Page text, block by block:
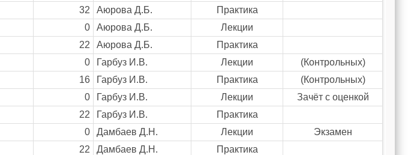
32 Аюрова Д.Б.
Практика
0 Аюрова Д.Б.
Лекции
22 Аюрова Д.Б.
Практика
0 Гарбуз И.В. Лекции
(Контрольных)
16 Гарбуз И.В. Практика
(Контрольных)
0 Гарбуз И.В. Лекции
Зачёт с оценкой
22 Гарбуз И.В.
Практика
0 Дамбаев Д.Н. Лекции
Экзамен
22 Дамбаев Д.Н.
Практика